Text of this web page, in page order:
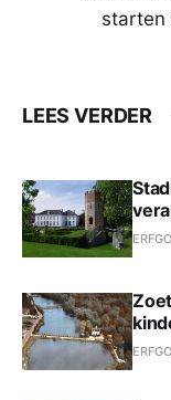
starten
LEES VERDER